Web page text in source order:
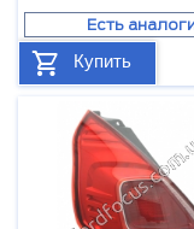
Есть
Купить